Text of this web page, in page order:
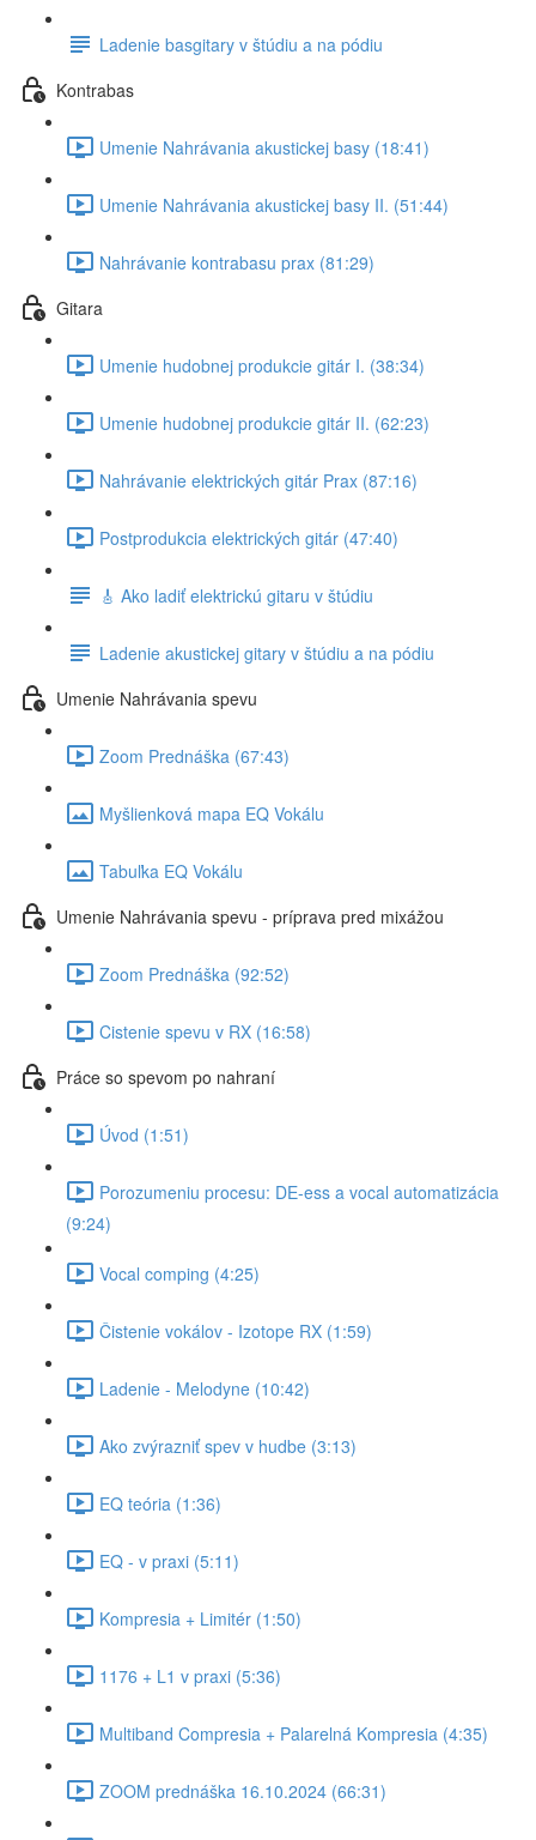
Ladenie basgitary v štúdiu a na pódiu
Kontrabas
Umenie Nahrávania akustickej basy (18:41)
Umenie Nahrávania akustickej basy II. (51:44)
Nahrávanie kontrabasu prax (81:29)
Gitara
Umenie hudobnej produkcie gitár I. (38:34)
Umenie hudobnej produkcie gitár II. (62:23)
Nahrávanie elektrických gitár Prax (87:16)
Postprodukcia elektrických gitár (47:40)
🎸 Ako ladiť elektrickú gitaru v štúdiu
Ladenie akustickej gitary v štúdiu a na pódiu
Umenie Nahrávania spevu
Zoom Prednáška (67:43)
Myšlienková mapa EQ Vokálu
Tabuľka EQ Vokálu
Umenie Nahrávania spevu - príprava pred mixážou
Zoom Prednáška (92:52)
Cistenie spevu v RX (16:58)
Práce so spevom po nahraní
Úvod (1:51)
Porozumeniu procesu: DE-ess a vocal automatizácia
(9:24)
Vocal comping (4:25)
Čistenie vokálov - Izotope RX (1:59)
Ladenie - Melodyne (10:42)
Ako zvýrazniť spev v hudbe (3:13)
EQ teória (1:36)
EQ - v praxi (5:11)
Kompresia + Limitér (1:50)
1176 + L1 v praxi (5:36)
Multiband Compresia + Palarelná Kompresia (4:35)
ZOOM prednáška 16.10.2024 (66:31)